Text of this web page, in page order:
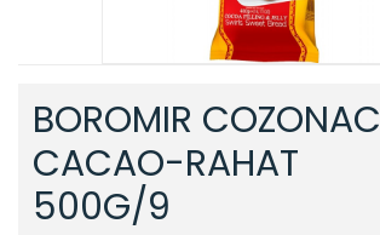
BOROMIR COZONAC
CACAO-RAHAT
500G/9